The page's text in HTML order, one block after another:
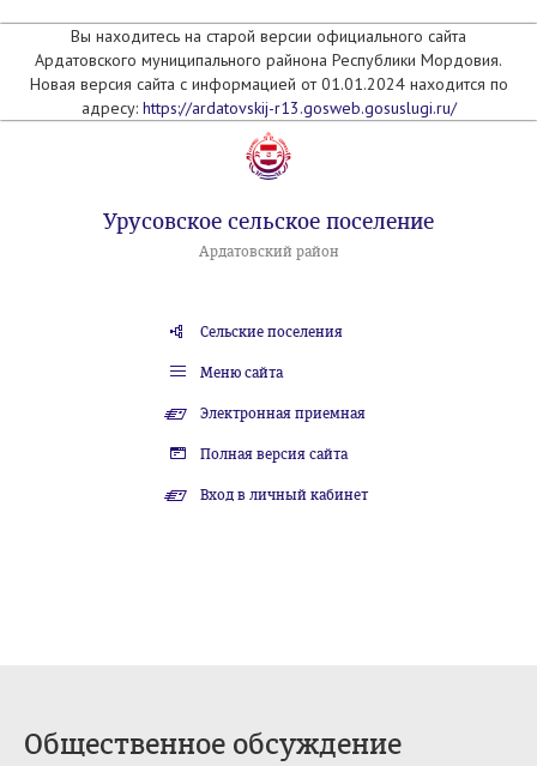
Вы находитесь на старой версии официального сайта
Ардатовского муниципального райнона Республики Мордовия.
Новая версия сайта с информацией от 01.01.2024 находится по
адресу: https://ardatovskij-r13.gosweb.gosuslugi.ru/
Урусовское сельское поселение
Ардатовский район
Сельские поселения
Меню сайта
Электронная приемная
Полная версия сайта
Вход в личный кабинет
Общественное обсуждение